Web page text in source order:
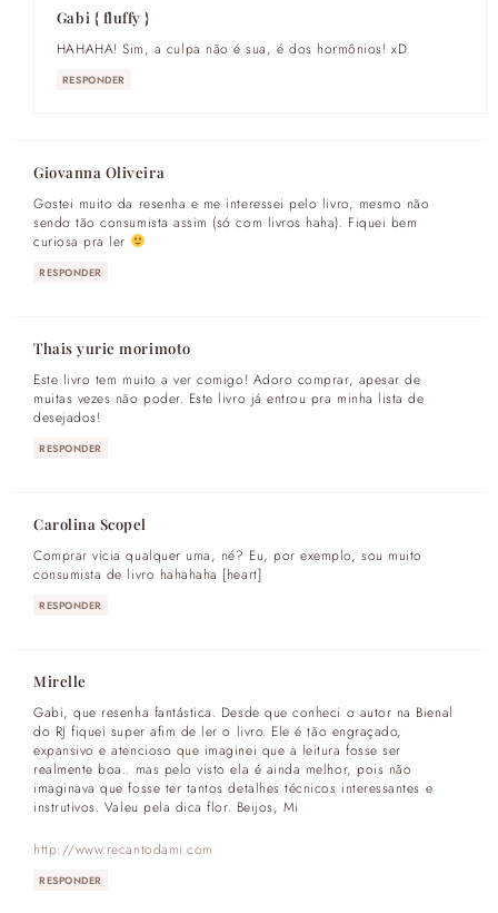
Gabi { fluffy }
HAHAHA! Sim, a culpa não é sua, é dos hormônios! xD
RESPONDER
Giovanna Oliveira
Gostei muito da resenha e me interessei pelo livro, mesmo não
sendo tão consumista assim (só com livros haha). Fiquei bem
curiosa pra ler
RESPONDER
Thais yurie morimoto
Este livro tem muito a ver comigo! Adoro comprar, apesar de
muitas vezes não poder. Este livro já entrou pra minha lista de
desejados!
RESPONDER
Carolina Scopel
Comprar vicia qualquer uma, né? Eu, por exemplo, sou muito
consumista de livro hahahaha [heart]
RESPONDER
Mirelle
Gabi, que resenha fantástica. Desde que conheci o autor na Bienal
do RJ fiquei super afim de ler o livro. Ele é tão engraçado,
expansivo e atencioso que imaginei que a leitura fosse ser
realmente boa.. mas pelo visto ela é ainda melhor, pois não
imaginava que fosse ter tantos detalhes técnicos interessantes e
instrutivos. Valeu pela dica flor. Beijos, Mi
http://www.recantodami.com
RESPONDER